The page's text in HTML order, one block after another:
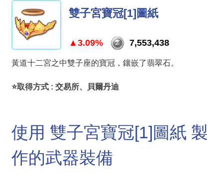
雙子宮寶冠[1]圖紙
▲3.09% 7,553,438
黃道十二宮之中雙子座的寶冠，鑲嵌了翡翠石。
⭐取得方式 : 交易所、貝爾丹迪
使用 雙子宮寶冠[1]圖紙 製
作的武器裝備